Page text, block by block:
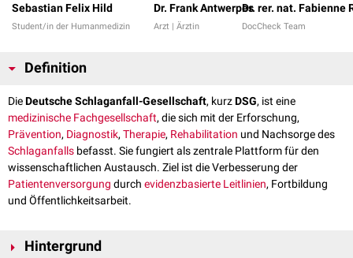
Sebastian Felix Hild
Student/in der Humanmedizin
Dr. Frank Antwerpes
Arzt | Ärztin
Dr. rer. nat. Fabienne
DocCheck Team
Definition
DieDeutsche Schlaganfall-Gesellschaft, kurzDSG, ist eine
medizinische Fachgesellschaft, die sich mit der Erforschung,
Prävention, Diagnostik, Therapie, Rehabilitation und Nachsorge des
Schlaganfalls befasst. Sie fungiert als zentrale Plattform für den
wissenschaftlichen Austausch. Ziel ist die Verbesserung der
Patientenversorgung durch evidenzbasierte Leitlinien, Fortbildung
und Öffentlichkeitsarbeit.
Hintergrund